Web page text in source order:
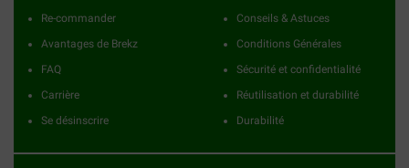
Re-commander
Avantages de Brekz
FAQ
Carrière
Se désinscrire
Conseils & Astuces
Conditions Générales
Sécurité et confidentialité
Réutilisation et durabilité
Durabilité